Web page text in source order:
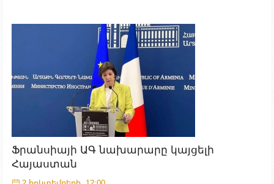
Ֆրանսիայի ԱԳ նախարարը կայցելի
Հայաստան